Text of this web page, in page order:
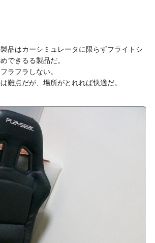
品はカーシミュレータに限らずフライトシ
できるる製品だ。
ラフラしない。
難点だが、場所がとれれば快適だ。